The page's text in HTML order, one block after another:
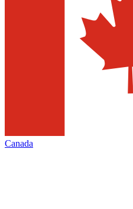
Canada